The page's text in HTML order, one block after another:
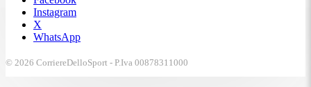
Instagram
X
WhatsApp
© 2026 CorriereDelloSport - P.Iva 00878311000